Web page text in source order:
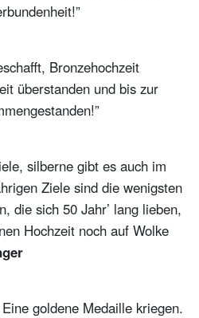
Bronzehochzeit
überstanden und bis zur
silberne gibt es auch im
Ziele sind die wenigsten
die sich 50 Jahr’ lang lieben,
Hochzeit noch auf Wolke
goldene Medaille kriegen.